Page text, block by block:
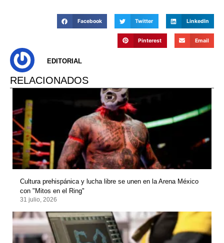
Facebook Twitter LinkedIn
Pinterest Email
EDITORIAL
RELACIONADOS
Cultura prehispánica y lucha libre se unen en la Arena México
con "Mitos en el Ring"
31 julio, 2026